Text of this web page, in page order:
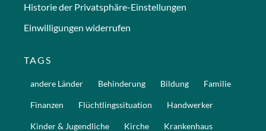
Historie der Privatsphäre-Einstellungen
Einwilligungen widerrufen
TAGS
andere Länder Behinderung Bildung Familie
Finanzen Flüchtlingssituation Handwerker
Kinder & Jugendliche Kirche Krankenhaus